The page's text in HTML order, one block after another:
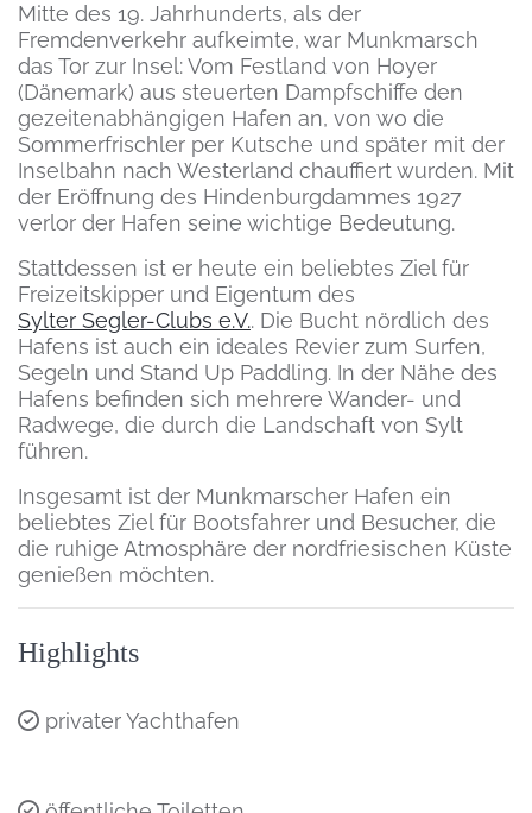
Mitte des 19. Jahrhunderts, als der
Fremdenverkehr aufkeimte, war Munkmarsch
das Tor zur Insel: Vom Festland von Hoyer
(Dänemark) aus steuerten Dampfschiffe den
gezeitenabhängigen Hafen an, von wo die
Sommerfrischler per Kutsche und später mit der
Inselbahn nach Westerland chauffiert wurden. Mit
der Eröffnung des Hindenburgdammes 1927
verlor der Hafen seine wichtige Bedeutung.
Stattdessen ist er heute ein beliebtes Ziel für
Freizeitskipper und Eigentum des
Sylter Segler-Clubs e.V.. Die Bucht nördlich des
Hafens ist auch ein ideales Revier zum Surfen,
Segeln und Stand Up Paddling. In der Nähe des
Hafens befinden sich mehrere Wander- und
Radwege, die durch die Landschaft von Sylt
führen.
Insgesamt ist der Munkmarscher Hafen ein
beliebtes Ziel für Bootsfahrer und Besucher, die
die ruhige Atmosphäre der nordfriesischen Küste
genießen möchten.
Highlights
privater Yachthafen